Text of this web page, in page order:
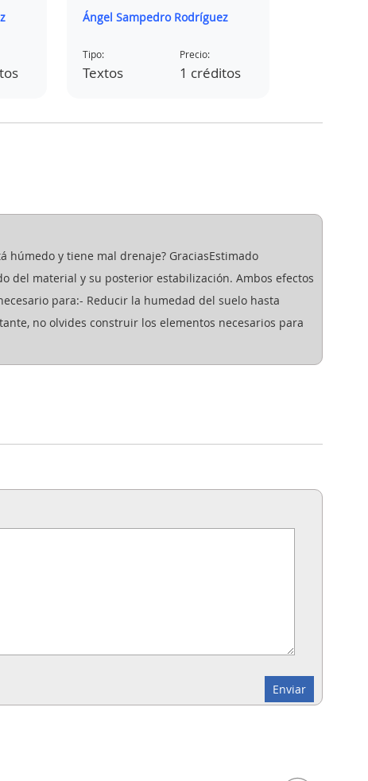
Ángel Sampedro Rodríguez
Tipo:
Textos
Precio:
1 créditos
y tiene mal drenaje? GraciasEstimado
del material y su posterior estabilización. Ambos efectos
para:- Reducir la humedad del suelo hasta
no olvides construir los elementos necesarios para